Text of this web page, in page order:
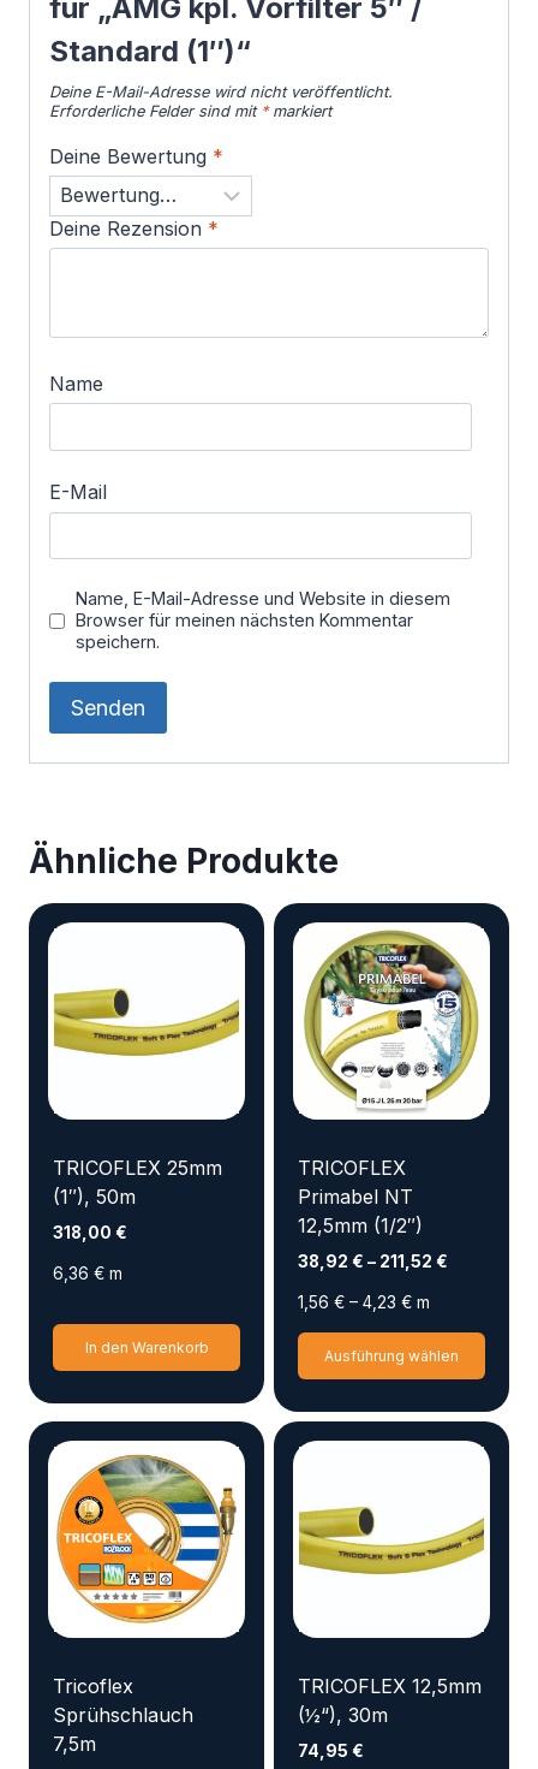
für „AMG kpl. Vorfilter 5″ /
Standard (1″)“
Deine E-Mail-Adresse wird nicht veröffentlicht.
Erforderliche Felder sind mit *markiert
Deine Bewertung *
Deine Rezension *
Name
E-Mail
Name, E-Mail-Adresse und Website in diesem
Browser für meinen nächsten Kommentar
speichern.
Ähnliche Produkte
TRICOFLEX 25mm
(1″), 50m
318,00 €
6,36 € m
In den Warenkorb
TRICOFLEX
Primabel NT
12,5mm (1/2″)
38,92 € – 211,52 €
1,56 € – 4,23 € m
Ausführung wählen
weist
auf
Tricoflex
Sprühschlauch
7,5m
TRICOFLEX 12,5mm
(½“), 30m
74,95 €